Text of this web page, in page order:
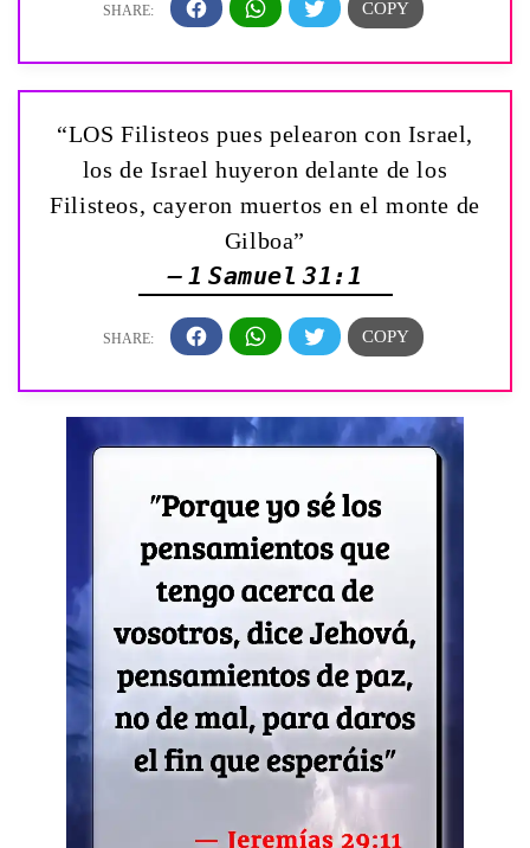
“LOS Filisteos pues pelearon con Israel,
los de Israel huyeron delante de los
Filisteos, cayeron muertos en el monte de
Gilboa”
— 1 Samuel 31:1